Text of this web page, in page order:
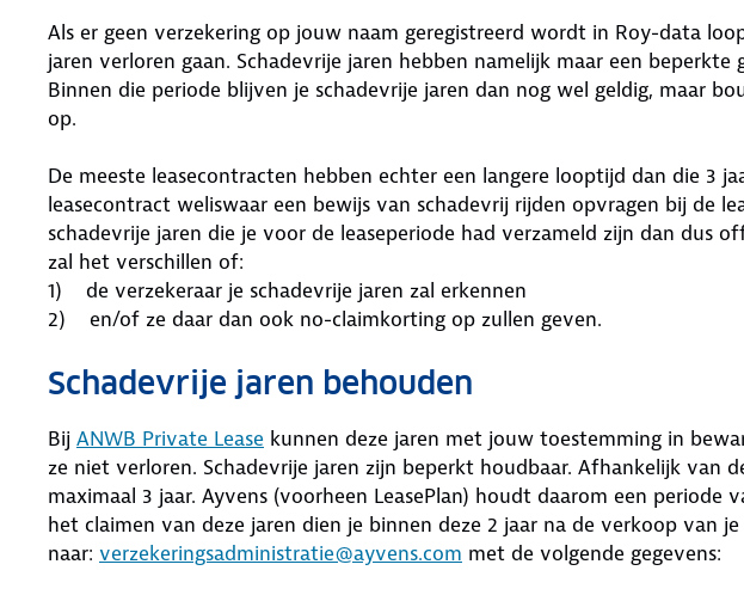
Als er geen verzekering op jouw naam geregistreerd wordt in Roy-data
jaren verloren gaan. Schadevrije jaren hebben namelijk maar een beperkte
Binnen die periode blijven je schadevrije jaren dan nog wel geldig, maar
op.
De meeste leasecontracten hebben echter een langere looptijd dan die 3
leasecontract weliswaar een bewijs van schadevrij rijden opvragen bij de
schadevrije jaren die je voor de leaseperiode had verzameld zijn dan dus
zal het verschillen of:
1) de verzekeraar je schadevrije jaren zal erkennen
2) en/of ze daar dan ook no-claimkorting op zullen geven.
Schadevrije jaren behouden
Bij ANWB Private Lease kunnen deze jaren met jouw toestemming in
ze niet verloren. Schadevrije jaren zijn beperkt houdbaar. Afhankelijk van
maximaal 3 jaar. Ayvens (voorheen LeasePlan) houdt daarom een periode
het claimen van deze jaren dien je binnen deze 2 jaar na de verkoop van
naar: verzekeringsadministratie@ayvens.com met de volgende gegevens: